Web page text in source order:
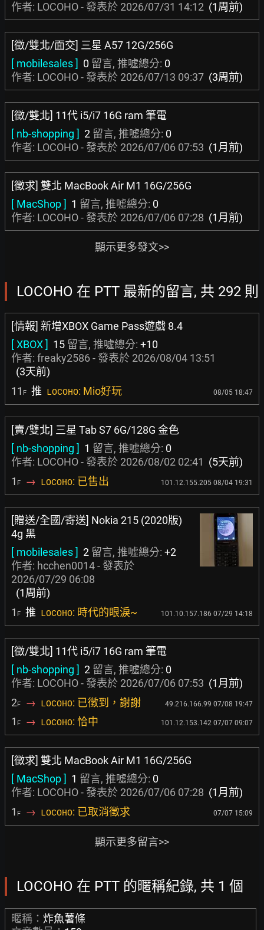
作者: LOCOHO - 發表於 2026/07/31 14:12 (1周前)
[徵/雙北/面交] 三星 A57 12G/256G
[ mobilesales ] 0 留言, 推噓總分: 0
作者: LOCOHO - 發表於 2026/07/13 09:37 (3周前)
[徵/雙北] 11代 i5/i7 16G ram 筆電
[ nb-shopping ] 2 留言, 推噓總分: 0
作者: LOCOHO - 發表於 2026/07/06 07:53 (1月前)
[徵求] 雙北 MacBook Air M1 16G/256G
[ MacShop ] 1 留言, 推噓總分: 0
作者: LOCOHO - 發表於 2026/07/06 07:28 (1月前)
顯示更多發文>>
LOCOHO 在 PTT 最新的留言, 共 292 則
[情報] 新增XBOX Game Pass遊戲 8.4
[ XBOX ] 15 留言, 推噓總分: +10
作者: freaky2586- 發表於 2026/08/04 13:51
(3天前)
11 F 推 LOCOHO: Mio好玩 08/05 18:47
[賣/雙北] 三星 Tab S7 6G/128G 金色
[ nb-shopping ] 1 留言, 推噓總分: 0
作者: LOCOHO - 發表於 2026/08/02 02:41 (5天前)
1 F → LOCOHO: 已售出 101.12.155.205 08/04 19:31
[贈送/全國/寄送] Nokia 215 (2020版)
4g 黑
[ mobilesales ] 2 留言, 推噓總分: +2
作者: hcchen0014- 發表於
2026/07/29 06:08
(1周前)
1 F 推 LOCOHO: 時代的眼淚~ 101.10.157.186 07/29 14:18
[徵/雙北] 11代 i5/i7 16G ram 筆電
[ nb-shopping ] 2 留言, 推噓總分: 0
作者: LOCOHO - 發表於 2026/07/06 07:53 (1月前)
2F → LOCOHO: 已徵到，謝謝 49.216.166.99 07/08 19:47
1 F → LOCOHO: 恰中 101.12.153.142 07/07 09:07
[徵求] 雙北 MacBook Air M1 16G/256G
[ MacShop ] 1 留言, 推噓總分: 0
作者: LOCOHO - 發表於 2026/07/06 07:28 (1月前)
1 F → LOCOHO: 已取消徵求 07/07 15:09
顯示更多留言>>
LOCOHO 在 PTT 的暱稱紀錄, 共 1 個
暱稱： 炸魚薯條